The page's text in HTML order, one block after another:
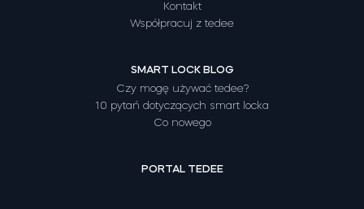
Kontakt
Współpracuj z tedee
SMART LOCK BLOG
Czy mogę używać tedee?
10 pytań dotyczących smart locka
Co nowego
PORTAL TEDEE